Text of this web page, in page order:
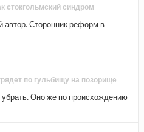
стокгольмский синдром
автор. Сторонник реформ в
по гульбищу на позорище
убрать. Оно же по происхождению